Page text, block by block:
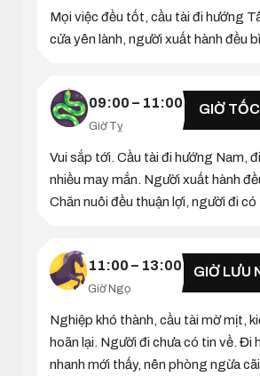
Mọi việc đều tốt, cầu tài đi hướng
cửa yên lành, người xuất hành đều
09:00 – 11:00
Giờ Tỵ
GIỜ
Vui sắp tới. Cầu tài đi hướng Nam,
nhiều may mắn. Người xuất hành
Chăn nuôi đều thuận lợi, người đi có
11:00 – 13:00
Giờ Ngọ
GIỜ LƯU
Nghiệp khó thành, cầu tài mờ mịt,
hoãn lại. Người đi chưa có tin về. Đi
nhanh mới thấy, nên phòng ngừa